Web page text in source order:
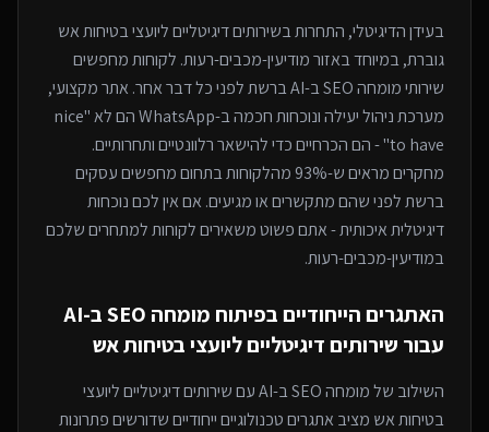
בעידן הדיגיטלי, התחרות בשירותים דיגיטליים ליועצי בטיחות אש
גוברת, במיוחדבאזור מודיעין-מכבים-רעות. לקוחות מחפשים
שירותימומחה SEO ב-AI
ברשת לפני כל דבר אחר. אתר מקצועי,
מערכת ניהול יעילה ונוכחות חכמה ב-WhatsApp הם לא "nice
to have" - הם הכרחיים כדי להישאר רלוונטיים ותחרותיים.
מחקרים מראים ש-93% מהלקוחות בתחום מחפשים עסקים
ברשת לפני שהם מתקשרים או מגיעים. אם אין לכם נוכחות
דיגיטלית איכותית - אתם פשוט משאירים לקוחות למתחריםשלכם
במודיעין-מכבים-רעות.
האתגרים הייחודיים בפיתוח מומחה SEO ב-AI
עבור שירותים דיגיטליים ליועצי בטיחות אש
השילוב שלמומחה SEO ב-AI עםשירותים דיגיטליים ליועצי
בטיחות אש מציב אתגרים טכנולוגיים ייחודיים שדורשים פתרונות